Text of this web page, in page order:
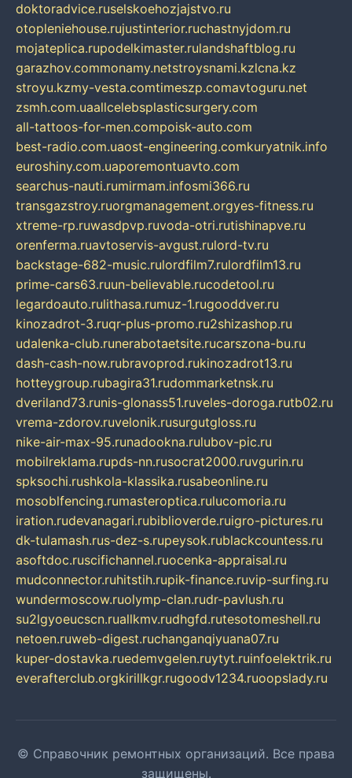
doktoradvice.ruselskoehozjajstvo.ru
otopleniehouse.rujustinterior.ruchastnyjdom.ru
mojateplica.rupodelkimaster.rulandshaftblog.ru
garazhov.commonamy.netstroysnami.kzlcna.kz
stroyu.kzmy-vesta.comtimeszp.comavtoguru.net
zsmh.com.uaallcelebsplasticsurgery.com
all-tattoos-for-men.compoisk-auto.com
best-radio.com.uaost-engineering.comkuryatnik.info
euroshiny.com.uaporemontuavto.com
searchus-nauti.rumirmam.infosmi366.ru
transgazstroy.ruorgmanagement.orgyes-fitness.ru
xtreme-rp.ruwasdpvp.ruvoda-otri.rutishinapve.ru
orenferma.ruavtoservis-avgust.rulord-tv.ru
backstage-682-music.rulordfilm7.rulordfilm13.ru
prime-cars63.ruun-believable.rucodetool.ru
legardoauto.rulithasa.rumuz-1.rugooddver.ru
kinozadrot-3.ruqr-plus-promo.ru2shizashop.ru
udalenka-club.runerabotaetsite.rucarszona-bu.ru
dash-cash-now.rubravoprod.rukinozadrot13.ru
hotteygroup.rubagira31.rudommarketnsk.ru
dveriland73.runis-glonass51.ruveles-doroga.rutb02.ru
vrema-zdorov.ruvelonik.rusurgutgloss.ru
nike-air-max-95.runadookna.rulubov-pic.ru
mobilreklama.rupds-nn.rusocrat2000.ruvgurin.ru
spksochi.rushkola-klassika.rusabeonline.ru
mosoblfencing.rumasteroptica.rulucomoria.ru
iration.rudevanagari.rubiblioverde.ruigro-pictures.ru
dk-tulamash.rus-dez-s.rupeysok.rublackcountess.ru
asoftdoc.ruscifichannel.ruocenka-appraisal.ru
mudconnector.ruhitstih.rupik-finance.ruvip-surfing.ru
wundermoscow.ruolymp-clan.rudr-pavlush.ru
su2lgyoeucscn.ruallkmv.rudhgfd.rutesotomeshell.ru
netoen.ruweb-digest.ruchanganqiyuana07.ru
kuper-dostavka.ruedemvgelen.ruytyt.ruinfoelektrik.ru
everafterclub.orgkirillkgr.rugoodv1234.ruoopslady.ru
© Справочник ремонтных организаций. Все права
защищены.